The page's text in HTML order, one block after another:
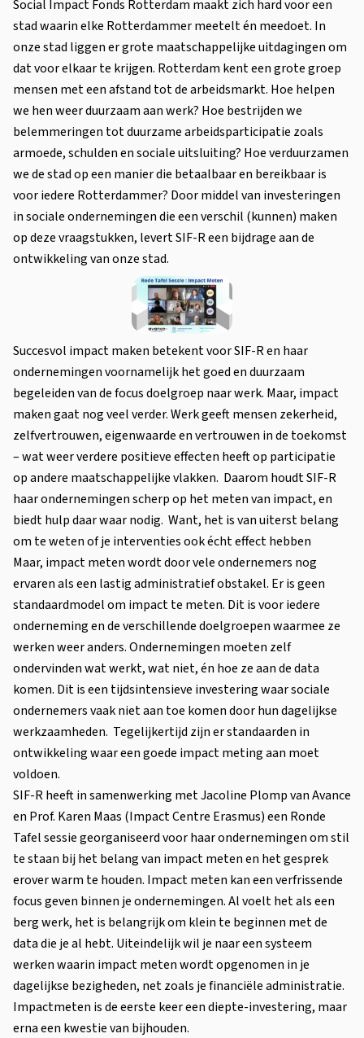
Social Impact Fonds Rotterdam maakt zich hard voor een
stad waarin elke Rotterdammer meetelt én meedoet. In
onze stad liggen er grote maatschappelijke uitdagingen om
dat voor elkaar te krijgen. Rotterdam kent een grote groep
mensen met een afstand tot de arbeidsmarkt. Hoe helpen
we hen weer duurzaam aan werk? Hoe bestrijden we
belemmeringen tot duurzame arbeidsparticipatie zoals
armoede, schulden en sociale uitsluiting? Hoe verduurzamen
we de stad op een manier die betaalbaar en bereikbaar is
voor iedere Rotterdammer? Door middel van investeringen
in sociale ondernemingen die een verschil (kunnen) maken
op deze vraagstukken, levert SIF-R een bijdrage aan de
ontwikkeling van onze stad.
Succesvol impact maken betekent voor SIF-R en haar
ondernemingen voornamelijk het goed en duurzaam
begeleiden van de focus doelgroep naar werk. Maar, impact
maken gaat nog veel verder. Werk geeft mensen zekerheid,
zelfvertrouwen, eigenwaarde en vertrouwen in de toekomst
– wat weer verdere positieve effecten heeft op participatie
op andere maatschappelijke vlakken. Daarom houdt SIF-R
haar ondernemingen scherp op het meten van impact, en
biedt hulp daar waar nodig. Want, het is van uiterst belang
om te weten of je interventies ook écht effect hebben
Maar, impact meten wordt door vele ondernemers nog
ervaren als een lastig administratief obstakel. Er is geen
standaardmodel om impact te meten. Dit is voor iedere
onderneming en de verschillende doelgroepen waarmee ze
werken weer anders. Ondernemingen moeten zelf
ondervinden wat werkt, wat niet, én hoe ze aan de data
komen. Dit is een tijdsintensieve investering waar sociale
ondernemers vaak niet aan toe komen door hun dagelijkse
werkzaamheden. Tegelijkertijd zijn er standaarden in
ontwikkeling waar een goede impact meting aan moet
voldoen.
SIF-R heeft in samenwerking met Jacoline Plomp van Avance
en Prof. Karen Maas (Impact Centre Erasmus) een Ronde
Tafel sessie georganiseerd voor haar ondernemingen om stil
te staan bij het belang van impact meten en het gesprek
erover warm te houden. Impact meten kan een verfrissende
focus geven binnen je ondernemingen. Al voelt het als een
berg werk, het is belangrijk om klein te beginnen met de
data die je al hebt. Uiteindelijk wil je naar een systeem
werken waarin impact meten wordt opgenomen in je
dagelijkse bezigheden, net zoals je financiële administratie.
Impactmeten is de eerste keer een diepte-investering, maar
erna een kwestie van bijhouden.